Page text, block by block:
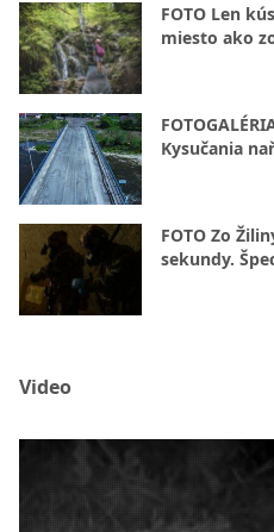
FOTO Len
miesto ako
Kysučania
FOTO Zo
sekundy.
Video